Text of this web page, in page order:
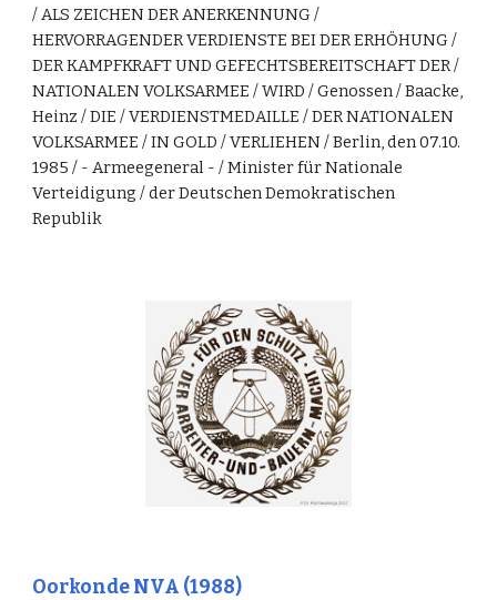
/ ALS ZEICHEN DER ANERKENNUNG /
HERVORRAGENDER VERDIENSTE BEI DER ERHÖHUNG /
DER KAMPFKRAFT UND GEFECHTSBEREITSCHAFT DER /
NATIONALEN VOLKSARMEE / WIRD / Genossen / Baacke,
Heinz / DIE / VERDIENSTMEDAILLE / DER NATIONALEN
VOLKSARMEE / IN GOLD / VERLIEHEN / Berlin, den 07.10.
1985 / - Armeegeneral - / Minister für Nationale
Verteidigung / der Deutschen Demokratischen
Republik
Oorkonde NVA (1988)